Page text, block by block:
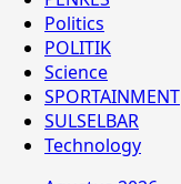
Politics
POLITIK
Science
SPORTAINMENT
SULSELBAR
Technology